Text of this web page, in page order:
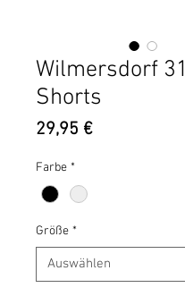
Wilmersdorf 31
Shorts
29,95 €Preis
Farbe *
Größe *